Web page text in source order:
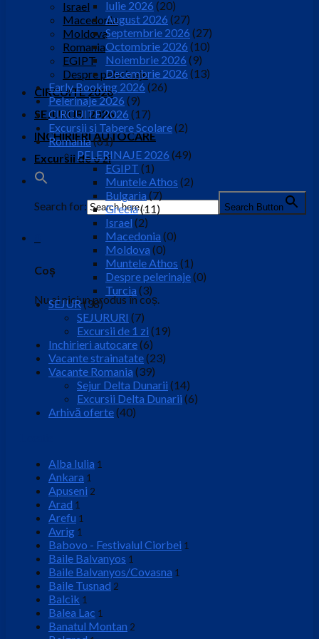
Israel
Macedonia
Moldova
Romania
EGIPT
Despre pelerinaje
CIRCUITE 2026
SEJURURI 2026
INCHIRIERI AUTOCARE
Excursii de o zi
Search for: Search Button
Coș
Nu ai niciun produs în coș.
Iulie 2026 (20)
August 2026 (27)
Septembrie 2026 (27)
Octombrie 2026 (10)
Noiembrie 2026 (9)
Decembrie 2026 (13)
Early Booking 2026 (26)
Pelerinaje 2026 (9)
CIRCUITE 2026 (17)
Excursii si Tabere Scolare(2)
Romania(61)
PELERINAJE 2026 (49)
EGIPT (1)
Muntele Athos (2)
Bulgaria (7)
Grecia(11)
Israel (2)
Macedonia (0)
Moldova (0)
Muntele Athos (1)
Despre pelerinaje(0)
Turcia (3)
SEJUR(38)
SEJURURI (7)
Excursii de 1 zi (19)
Inchirieri autocare(6)
Vacante strainatate(23)
Vacante Romania (39)
Sejur Delta Dunarii (14)
Excursii Delta Dunarii (6)
Arhivă oferte(40)
Alba Iulia 1
Ankara 1
Apuseni 2
Arad 1
Arefu 1
Avrig 1
Babovo - Festivalul Ciorbei 1
Baile Balvanyos 1
Baile Balvanyos/Covasna 1
Baile Tusnad 2
Balcik 1
Balea Lac 1
Banatul Montan 2